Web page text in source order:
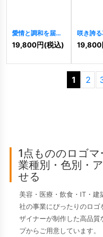
愛情と調和を届け
る、四つ葉のクロ
ーバーのロゴ
19,800円(税込)
咲き誇る
調和ロゴ
19,800
1 2
1点もののロゴマ
業種別・色別・
せる
美容・医療・飲食・IT・建
社の事業にぴったりのロ
ザイナーが制作した高品質
プからご用意しています。